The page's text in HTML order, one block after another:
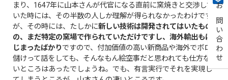
お問い合わせ
まり、1647年に山本さんが代官になる直前に窯焼きと交渉して
いた時には、その半数の人しか理解が得られなかったわけです
が、その時には、たしかに新しい技術は開発されてはいたもの
の、まだ特定の窯場で作られていただけですし、海外輸出もは
じまったばかりですので、付加価値の高い新商品や海外でボロ
儲けって話をしても、そんなもん絵空事だと思われても仕方な
いところはあったでしょうね。でも、有言実行でそれを実現し